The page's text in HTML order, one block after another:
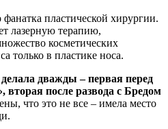
пластической хирургии.
лазерную терапию,
косметических
только в пластике носа.
дважды – первая перед
вторая после развода с Бредом
что это не все – имела место